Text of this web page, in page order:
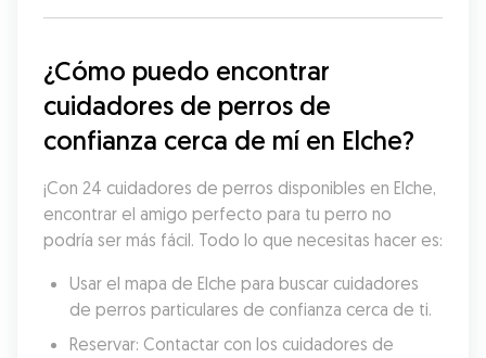
¿Cómo puedo encontrar
cuidadores de perros de
confianza cerca de mí en Elche?
¡Con 24 cuidadores de perros disponibles en Elche,
encontrar el amigo perfecto para tu perro no
podría ser más fácil. Todo lo que necesitas hacer es:
Usar el mapa de Elche para buscar cuidadores
de perros particulares de confianza cerca de ti.
Reservar: Contactar con los cuidadores de